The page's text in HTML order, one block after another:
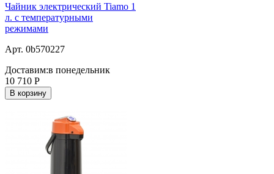
Чайник электрический Tiamo 1
л. c температурными
режимами
Арт. 0b570227
Доставим:в понедельник
10 710 Р
В корзину